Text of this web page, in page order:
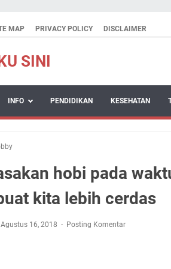
MAP PRIVACY POLICY DISCLAIMER
SINI
INFO PENDIDIKAN KESEHATAN
hobi pada
kita lebih cerdas
Agustus 16, 2018 Posting Komentar